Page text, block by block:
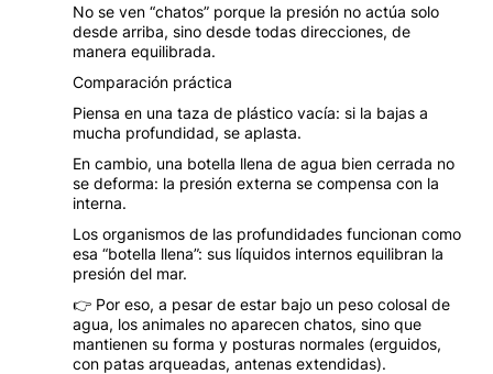
No se ven “chatos” porque la presión no actúa solo
desde arriba, sino desde todas direcciones, de
manera equilibrada.
Comparación práctica
Piensa en una taza de plástico vacía: si la bajas a
mucha profundidad, se aplasta.
En cambio, una botella llena de agua bien cerrada no
se deforma: la presión externa se compensa con la
interna.
Los organismos de las profundidades funcionan como
esa “botella llena”: sus líquidos internos equilibran la
presión del mar.
👉 Por eso, a pesar de estar bajo un peso colosal de
agua, los animales no aparecen chatos, sino que
mantienen su forma y posturas normales (erguidos,
con patas arqueadas, antenas extendidas).